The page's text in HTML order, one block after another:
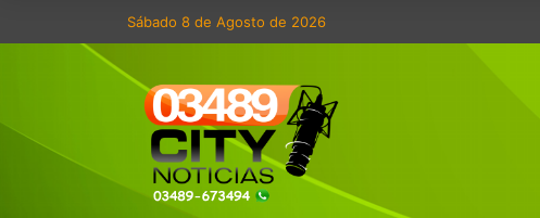
Sábado 8 de Agosto de 2026